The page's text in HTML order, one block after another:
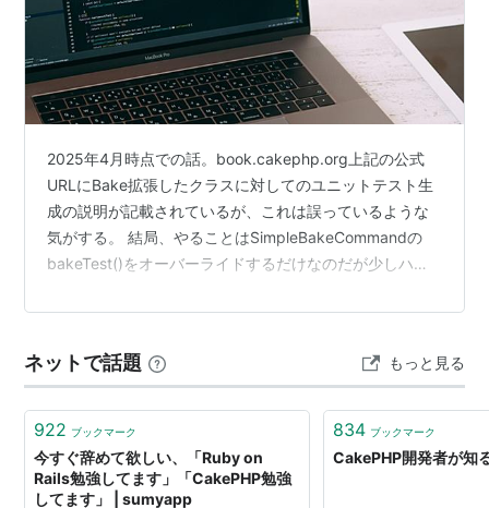
2025年4月時点での話。book.cakephp.org上記の公式
URLにBake拡張したクラスに対してのユニットテスト生
成の説明が記載されているが、これは誤っているような
気がする。 結局、やることはSimpleBakeCommandの
bakeTest()をオーバーライドするだけなのだが少しハマ
みという前提にしている。 ここでは
ものとする。 以下のページも参考に petit-
code.hatenablog.jp 環境 PHP8.2 CakePHP5.1.6…
ネットで話題 もっと見る
922 ブックマーク
今すぐ辞めて欲しい、「Ruby on
Rails勉強してます」「CakePHP勉強
してます」 | sumyapp
834 ブックマーク
CakePHP開発者が知